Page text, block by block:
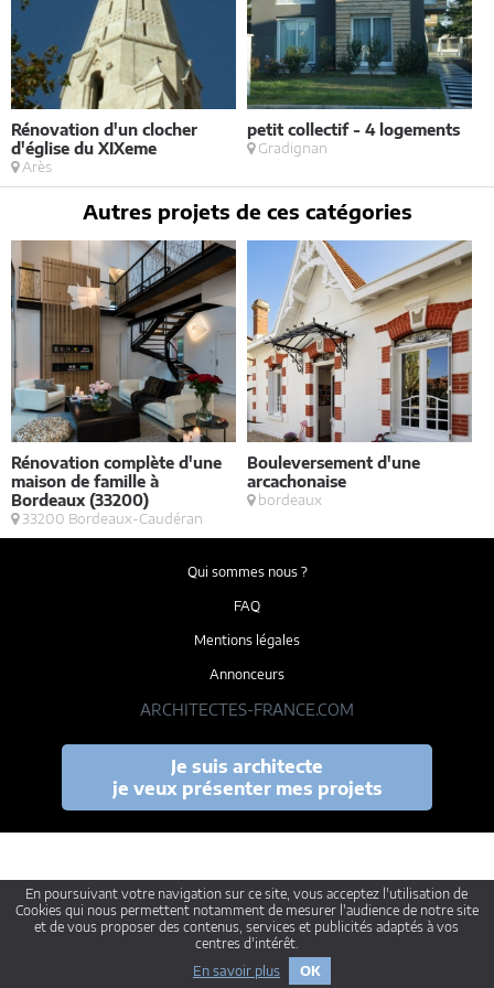
Rénovation d'un clocher
d'église du XIXeme
Arès
petit collectif - 4 logements
Gradignan
Autres projets de ces catégories
Rénovation complète d'une
maison de famille à
Bordeaux (33200)
33200 Bordeaux-Caudéran
Bouleversement d'une
arcachonaise
bordeaux
Qui sommes nous ?
FAQ
Mentions légales
Annonceurs
ARCHITECTES-FRANCE.COM
Je suis architecte
je veux présenter mes projets
En poursuivant votre navigation sur ce site, vous acceptez l'utilisation de
Cookies qui nous permettent notamment de mesurer l'audience de notre site
et de vous proposer des contenus, services et publicités adaptés à vos
centres d'intérêt.
En savoir plus
OK